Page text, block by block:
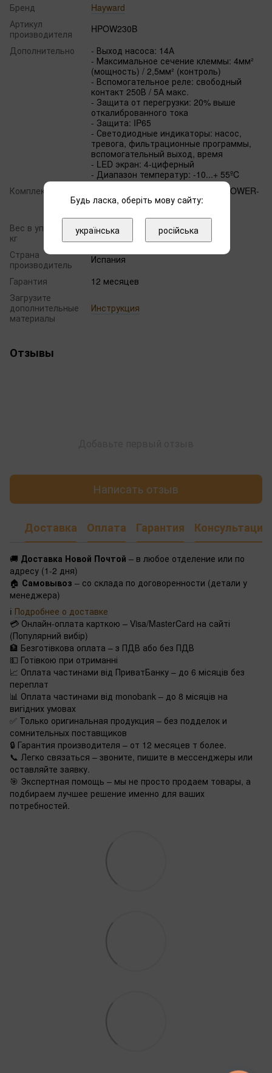
Бренд
Hayward
Артикул
производителя
HPOW230B
Дополнительно
- Выход насоса: 14А
- Максимальное сечение клеммы: 4мм²
(мощность) / 2,5мм² (контроль)
- Вспомогательное реле: свободный
контакт 250В / 5А макс.
- Защита от перегрузки: 20% выше
откалиброванного тока
- Защита: IP65
- Светодиодные индикаторы: насос,
тревога, фильтрационные программы,
вспомогательный выход, время
- LED экран: 4-циферный
- Диапазон температур: -10...+ 55ºC
Комплектация
- Панель управления Hayward H-POWER-
230В
Вес в упаковке,
кг
1.50
Страна
производитель
Испания
Гарантия
12 месяцев
Загрузите
дополнительные
материалы
Инструкция
Отзывы
Написать отзыв
Доставка Оплата Гарантия Консультация
🚚 Доставка Новой Почтой – в любое отделение или по
адресу (1-2 дня)
🏠 Самовывоз – со склада по договоренности (детали у
менеджера)
ℹ️ Подробнее о доставке
💳 Онлайн-оплата карткою – Visa/MasterCard на сайті
(Популярний вибір)
🏦 Безготівкова оплата – з ПДВ або без ПДВ
💵 Готівкою при отриманні
📈 Оплата частинами від ПриватБанку – до 6 місяців без
переплат
📊 Оплата частинами від monobank – до 8 місяців на
вигідних умовах
✅ Только оригинальная продукция – без подделок и
сомнительных поставщиков
🔒 Гарантия производителя – от 12 месяцев т более.
📞 Легко связаться – звоните, пишите в мессенджеры или
оставляйте заявку.
🎯 Экспертная помощь – мы не просто продаем товары, а
подбираем лучшее решение именно для ваших
потребностей.
Будь ласка, оберіть мову сайту:
українська російська